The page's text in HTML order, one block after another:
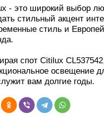
- это широкий выбор
стильный акцент
стиль и
спот Citilux
освещение
вам долгие годы.